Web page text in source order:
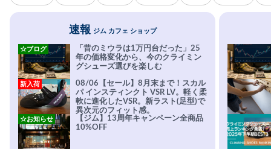
速報 ジム カフェ ショップ
「昔のミウラは1万円台だった」25
年の価格変化から、今のクライミン
グシューズ選びを楽しむ
☆ブログ
08/06【セール】8月末まで！スカル
パ インスティンクト VSR LV。軽く柔
軟に進化したVSR。新ラスト(足型)で
異次元のフィット感。
新入荷
【ジム】13周年キャンペーン全商品
10%OFF
☆お知らせ